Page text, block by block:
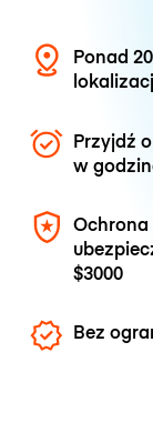
Ponad
Przyjdź
w
Ochrona
$3000
Bez